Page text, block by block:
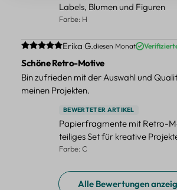
Labels, Blumen und Figuren
Farbe: H
Durchschnittliche Bewertung von 5 von 5
Erika G.diesen Monat
Schöne Retro-Motive
Bin zufrieden mit der Auswahl und
meinen Projekten.
BEWERTETER ARTIKEL
Papierfragmente mit Retro-
teiliges Set für kreative
Farbe: C
Alle Bewertungen